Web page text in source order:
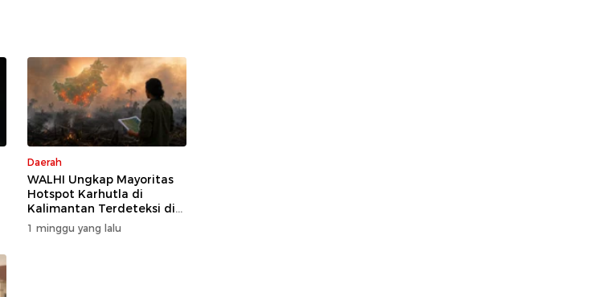
Daerah
WALHI Ungkap Mayoritas
Hotspot Karhutla di
Kalimantan Terdeteksi di
Area Konsesi
1 minggu yang lalu